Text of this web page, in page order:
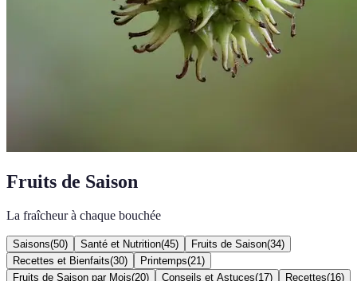
Fruits de Saison
La fraîcheur à chaque bouchée
Saisons(50) Santé et Nutrition(45) Fruits de Saison(34)
Recettes et Bienfaits(30) Printemps(21 )
Fruits de Saison par Mois(20) Conseils et Astuces(17) Recettes(16)